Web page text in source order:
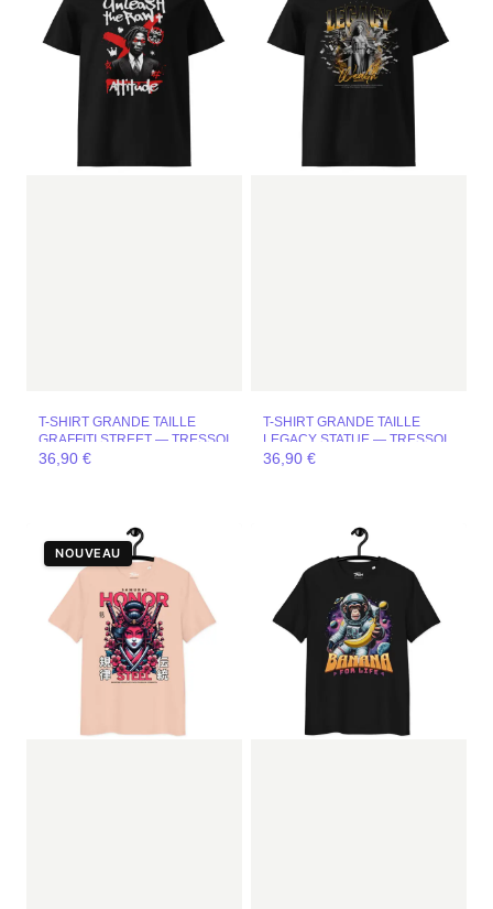
T-SHIRT GRANDE TAILLE
GRAFFITI STREET — TRESSOI
36,90 €
T-SHIRT GRANDE TAILLE
LEGACY STATUE — TRESSOI
36,90 €
NOUVEAU